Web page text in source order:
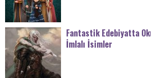
Fantastik Edebiyatta
İmlalı İsimler